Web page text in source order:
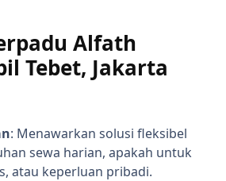
Alfath
Tebet, Jakarta
: Menawarkan solusi fleksibel
sewa harian, apakah untuk
atau keperluan pribadi.